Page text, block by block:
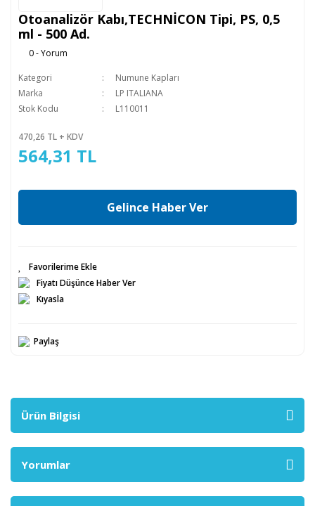
Otoanalizör Kabı,TECHNİCON Tipi, PS, 0,5
ml - 500 Ad.
0 - Yorum
Kategori
Numune Kapları
Marka
LP ITALIANA
Stok Kodu
L110011
470,26 TL + KDV
564,31 TL
Gelince Haber Ver
Fiyatı Düşünce Haber Ver
Kıyasla
Paylaş
Ürün Bilgisi
Yorumlar